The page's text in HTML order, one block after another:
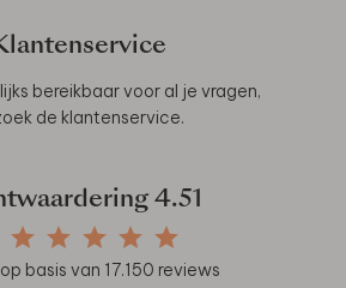
bereikbaar voor al je vragen,
de klantenservice.
4.51
basis van 17.150 reviews